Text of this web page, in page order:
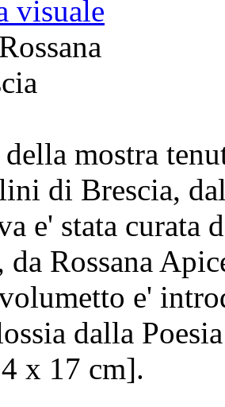
visuale
mostra
di Brescia,
e' stata curata
da Rossana
e'
dalla
x 17 cm].